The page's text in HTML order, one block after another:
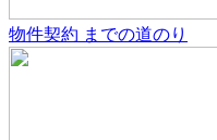
物件契約 までの道のり